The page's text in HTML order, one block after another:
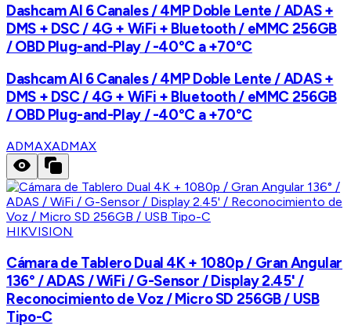
Dashcam AI 6 Canales / 4MP Doble Lente / ADAS +
DMS + DSC / 4G + WiFi + Bluetooth / eMMC 256GB
/ OBD Plug-and-Play / -40°C a +70°C
Dashcam AI 6 Canales / 4MP Doble Lente / ADAS +
DMS + DSC / 4G + WiFi + Bluetooth / eMMC 256GB
/ OBD Plug-and-Play / -40°C a +70°C
ADMAXADMAX
HIKVISION
Cámara de Tablero Dual 4K + 1080p / Gran Angular
136° / ADAS / WiFi / G-Sensor / Display 2.45' /
Reconocimiento de Voz / Micro SD 256GB / USB
Tipo-C